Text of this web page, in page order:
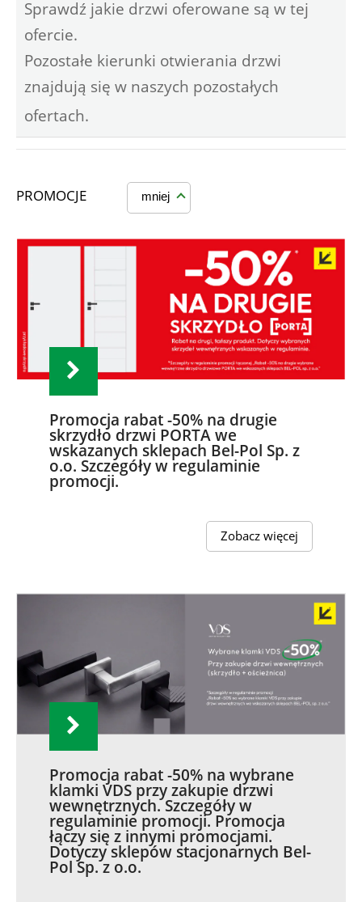
Sprawdź jakie drzwi oferowane są w tej
ofercie.
Pozostałe kierunki otwierania drzwi
znajdują się w naszych pozostałych
ofertach.
PROMOCJE mniej
Promocja rabat -50% na drugie
skrzydło drzwi PORTA we
wskazanych sklepach Bel-Pol Sp. z
o.o. Szczegóły w regulaminie
promocji.
Zobacz więcej
Promocja rabat -50% na wybrane
klamki VDS przy zakupie drzwi
wewnętrznych. Szczegóły w
regulaminie promocji. Promocja
łączy się z innymi promocjami.
Dotyczy sklepów stacjonarnych Bel-
Pol Sp. z o.o.